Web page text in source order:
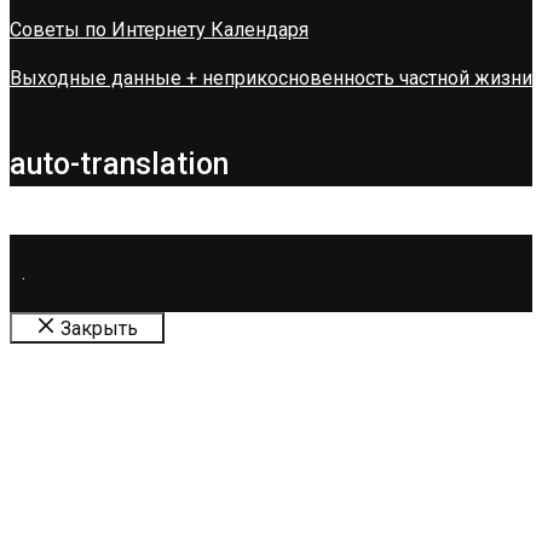
Советы по Интернету Календаря
Выходные данные + неприкосновенность частной жизни
auto-translation
.
Закрыть